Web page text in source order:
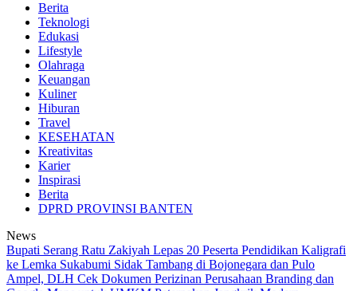
Berita
Teknologi
Edukasi
Lifestyle
Olahraga
Keuangan
Kuliner
Hiburan
Travel
KESEHATAN
Kreativitas
Karier
Inspirasi
Berita
DPRD PROVINSI BANTEN
News
Bupati Serang Ratu Zakiyah Lepas 20 Peserta Pendidikan Kaligrafi
ke Lemka Sukabumi Sidak Tambang di Bojonegara dan Pulo
Ampel, DLH Cek Dokumen Perizinan Perusahaan Branding dan